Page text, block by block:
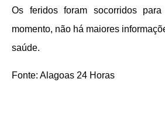
Os feridos foram socorridos
momento, não há maiores
saúde.
Fonte: Alagoas 24 Horas